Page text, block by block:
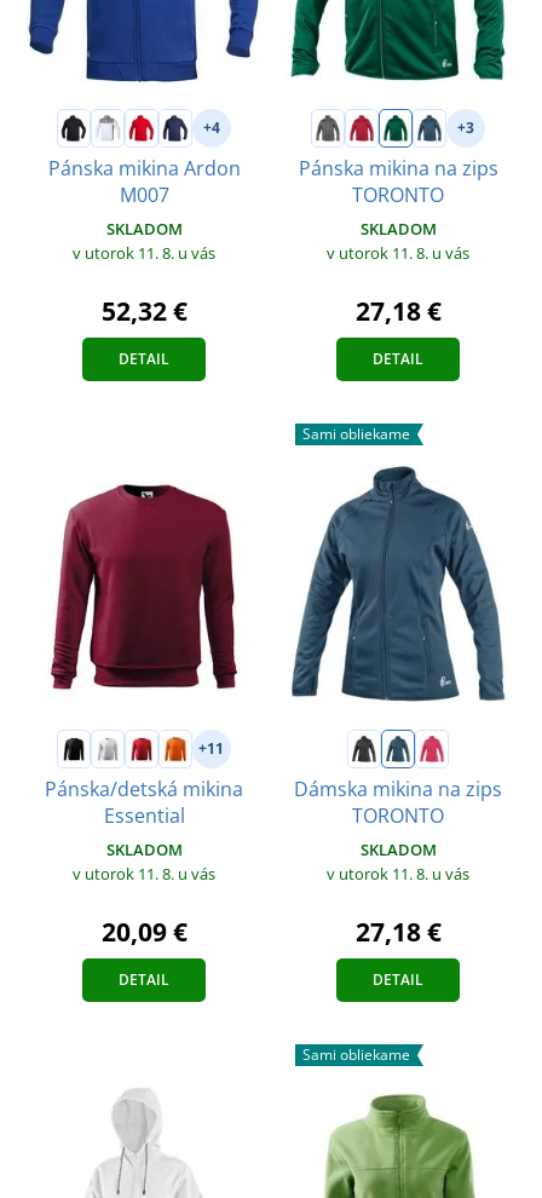
+4
Pánska mikina Ardon
M007
SKLADOM
v utorok 11. 8. u vás
52,32 €
DETAIL
+3
Pánska mikina na zips
TORONTO
SKLADOM
v utorok 11. 8. u vás
27,18 €
DETAIL
+11
Pánska/detská mikina
Essential
SKLADOM
v utorok 11. 8. u vás
20,09 €
DETAIL
Sami obliekame
Dámska mikina na zips
TORONTO
SKLADOM
v utorok 11. 8. u vás
27,18 €
DETAIL
Sami obliekame